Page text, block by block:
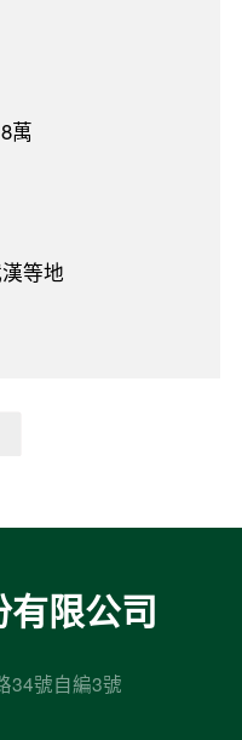
萬
等地
限公司
34號自編3號